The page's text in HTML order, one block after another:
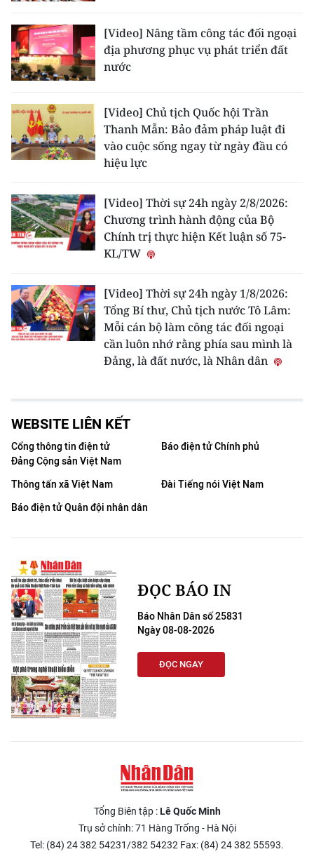
[Video] Nâng tầm công tác đối ngoại
địa phương phục vụ phát triển đất
nước
[Video] Chủ tịch Quốc hội Trần
Thanh Mẫn: Bảo đảm pháp luật đi
vào cuộc sống ngay từ ngày đầu có
hiệu lực
[Video] Thời sự 24h ngày 2/8/2026:
Chương trình hành động của Bộ
Chính trị thực hiện Kết luận số 75-
KL/TW
[Video] Thời sự 24h ngày 1/8/2026:
Tổng Bí thư, Chủ tịch nước Tô Lâm:
Mỗi cán bộ làm công tác đối ngoại
cần luôn nhớ rằng phía sau mình là
Đảng, là đất nước, là Nhân dân
WEBSITE LIÊN KẾT
Cổng thông tin điện tử
Đảng Cộng sản Việt Nam
Báo điện tử Chính phủ
Thông tấn xã Việt Nam
Đài Tiếng nói Việt Nam
Báo điện tử Quân đội nhân dân
ĐỌC BÁO IN
Báo Nhân Dân số 25831
Ngày 08-08-2026
ĐỌC NGAY
Tổng Biên tập :Lê Quốc Minh
Trụ sở chính: 71 Hàng Trống - Hà Nội
Tel: (84) 24 382 54231/382 54232 Fax: (84) 24 382 55593.